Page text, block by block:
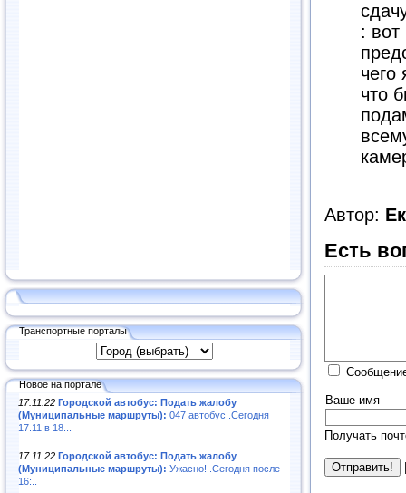
Транспортные порталы
Новое на портале
17.11.22 Городской автобус: Подать жалобу
(Муниципальные маршруты): 047 автобус .Сегодня
17.11 в 18...
17.11.22 Городской автобус: Подать жалобу
(Муниципальные маршруты): Ужасно! .Сегодня после
16:..
: вот
чего
что
Автор:
Есть
Ваше имя
Получать